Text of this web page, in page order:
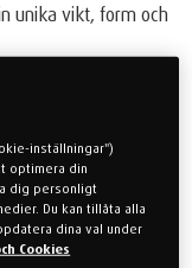
unika vikt, form och
inställningar")
optimera din
dig personligt
Du kan tillåta alla
dina val under
Cookies